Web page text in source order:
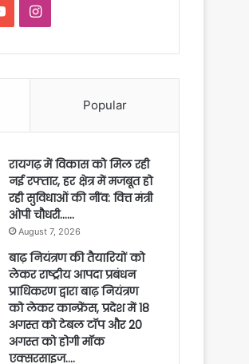
YouTubeInstagram
Popular
रायगढ़ में विकास को मिल रही
नई रफ्तार, हर क्षेत्र में मजबूत हो
रही सुविधाओं की नींव: वित्त मंत्री
ओपी चौधरी……
August 7, 2026
बाढ़ नियंत्रण की तैयारियों को
लेकर राष्ट्रीय आपदा प्रबंधन
प्राधिकरण द्वारा बाढ़ नियंत्रण
को लेकर कान्फ्रेंस, प्रदेश में 18
अगस्त को टेबल टॉप और 20
अगस्त को होगी मॉक
एक्सरसाइज….